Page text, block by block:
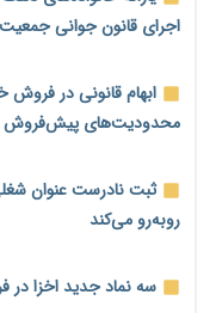
درآمد کارگزاری‌ها چقدر
فضای مجازی را تکذیب کرد
بیکاری ۷ درصدی روی کاغذ؛ آیا در واقعیت هم این چنین است؟
روز خبرنگار؛
امنیت شغلی
همایش و مسابقه
اجرای قانون جوانی جمعیت
ابهام قانونی در فروش
محدودیت‌های پیش‌فروش
ثبت نادرست عنوان
روبه‌رو می‌کند
سه نماد جدید اخزا